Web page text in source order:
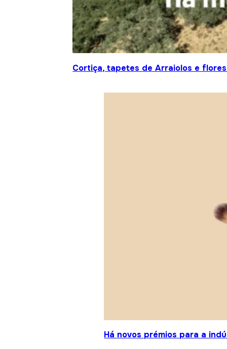
Cortiça, tapetes de Arraiolos e
Há novos prémios para a